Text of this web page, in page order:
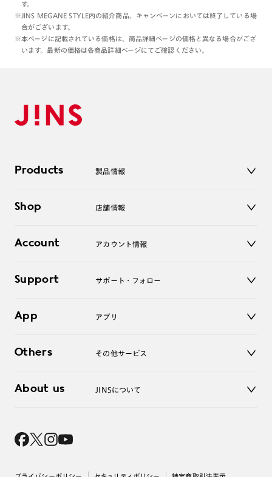
す。
※JINS MEGANE STYLE内の紹介商品、キャンペーンにおいては終了している場
合がございます。
※本ページに記載されている価格は、商品詳細ページの価格と異なる場合がござ
います。最新の価格は各商品詳細ページにてご確認ください。
Products 製品情報
サングラス
コンタクトレンズ
アクセサリー
Shop 店舗情報
オンラインショップ
Account アカウント情報
ログアウト
Support サポート・フォロー
よくあるご質問
お問い合わせ
App アプリ
Others その他サービス
レンズ交換
About us JINSについて
採用情報
出店について